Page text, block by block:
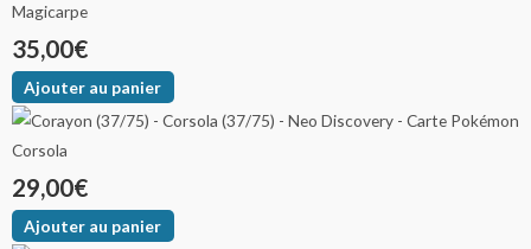
Magicarpe
35,00€
Ajouter au panier
Corsola
29,00€
Ajouter au panier